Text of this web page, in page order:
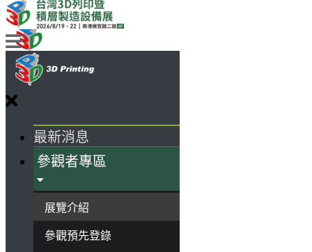
最新消息
參觀者專區
展覽介紹
參觀預先登錄